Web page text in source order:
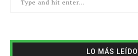
LO MÁS LEÍDO